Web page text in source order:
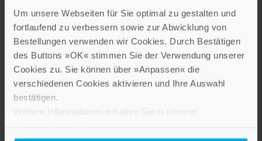
Um unsere Webseiten für Sie optimal zu gestalten und
fortlaufend zu verbessern sowie zur Abwicklung von
Bestellungen verwenden wir Cookies. Durch Bestätigen
des Buttons »OK« stimmen Sie der Verwendung unserer
Cookies zu. Sie können über »Anpassen« die
verschiedenen Cookies aktivieren und Ihre Auswahl
bestätigen.
Weitere Informationen erhalten Sie in unserer